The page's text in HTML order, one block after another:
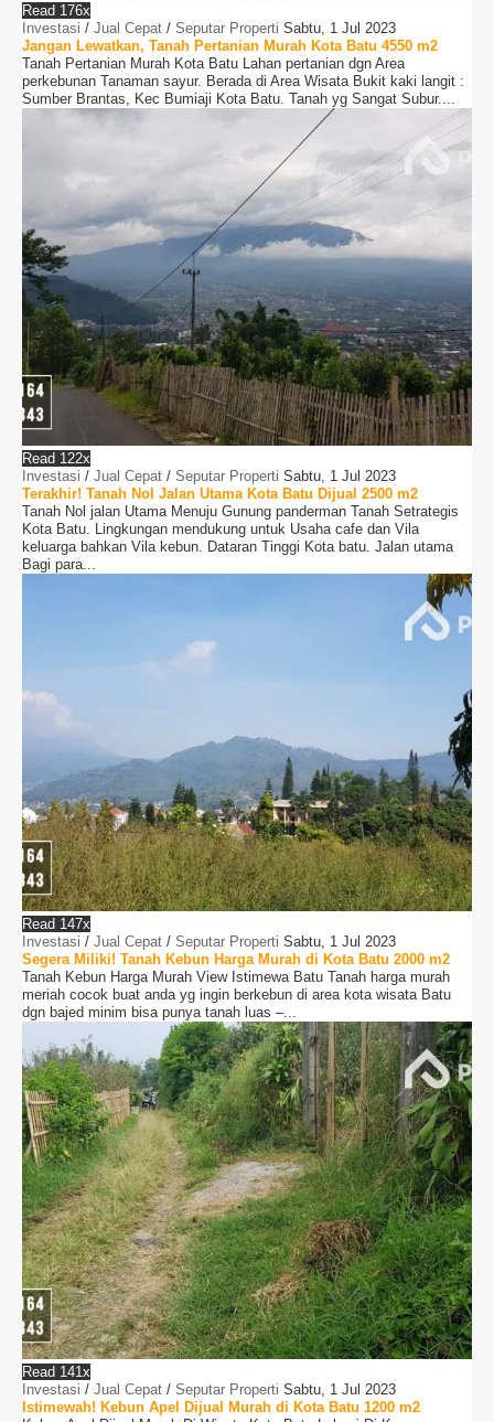
Read 176x
Investasi / Jual Cepat / Seputar Properti Sabtu, 1 Jul 2023
Jangan Lewatkan, Tanah Pertanian Murah Kota Batu 4550 m2
Tanah Pertanian Murah Kota Batu Lahan pertanian dgn Area
perkebunan Tanaman sayur. Berada di Area Wisata Bukit kaki langit :
Sumber Brantas, Kec Bumiaji Kota Batu. Tanah yg Sangat Subur....
Read 122x
Investasi / Jual Cepat / Seputar Properti Sabtu, 1 Jul 2023
Terakhir! Tanah Nol Jalan Utama Kota Batu Dijual 2500 m2
Tanah Nol jalan Utama Menuju Gunung panderman Tanah Setrategis
Kota Batu. Lingkungan mendukung untuk Usaha cafe dan Vila
keluarga bahkan Vila kebun. Dataran Tinggi Kota batu. Jalan utama
Bagi para...
Read 147x
Investasi / Jual Cepat / Seputar Properti Sabtu, 1 Jul 2023
Segera Miliki! Tanah Kebun Harga Murah di Kota Batu 2000 m2
Tanah Kebun Harga Murah View Istimewa Batu Tanah harga murah
meriah cocok buat anda yg ingin berkebun di area kota wisata Batu
dgn bajed minim bisa punya tanah luas –...
Read 141x
Investasi / Jual Cepat / Seputar Properti Sabtu, 1 Jul 2023
Istimewah! Kebun Apel Dijual Murah di Kota Batu 1200 m2